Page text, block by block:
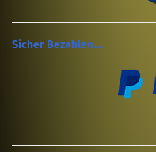
Sicher Bezahlen....